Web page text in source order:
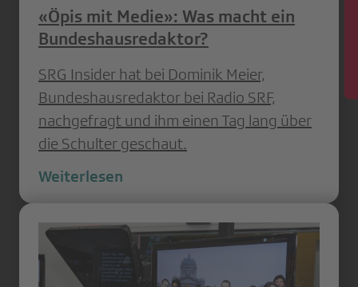
«Öpis mit Medie»: Was macht ein
Bundeshausredaktor?
SRG Insider hat bei Dominik Meier,
Bundeshausredaktor bei Radio SRF,
nachgefragt und ihm einen Tag lang über
die Schulter geschaut.
Weiterlesen